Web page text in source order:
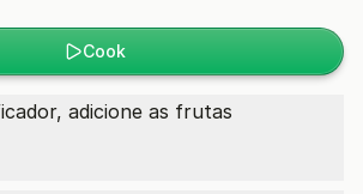
Cook
adicione as frutas